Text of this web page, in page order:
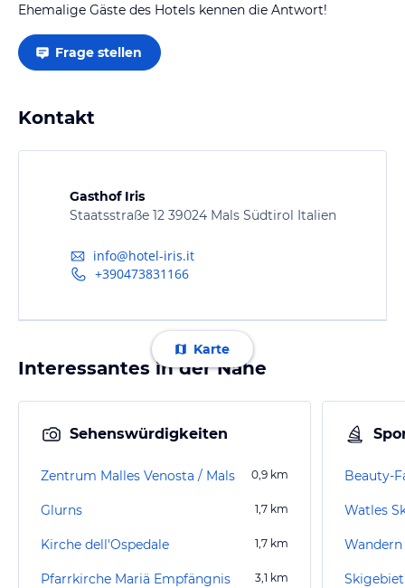
Ehemalige Gäste des Hotels kennen die Antwort!
Frage stellen
Kontakt
Gasthof Iris
Staatsstraße 12 39024 Mals Südtirol Italien
info@hotel-iris.it
+390473831166
Karte
Interessantes in der Nähe
Sehenswürdigkeiten
Zentrum Malles Venosta / Mals 0,9 km
Glurns 1,7 km
Kirche dell'Ospedale 1,7 km
Pfarrkirche Mariä Empfängnis 3,1 km
Beauty-
Watles